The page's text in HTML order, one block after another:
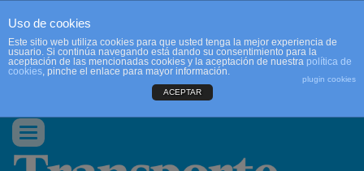
CONTACTO
Conmutar
navegación
Uso de cookies
Este sitio web utiliza cookies para que usted tenga la mejor experiencia de
usuario. Si continúa navegando está dando su consentimiento para la
aceptación de las mencionadas cookies y la aceptación de nuestra política de
cookies, pinche el enlace para mayor información.
plugin cookies
ACEPTAR